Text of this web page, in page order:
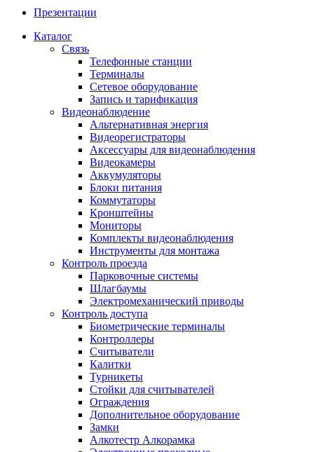
Презентации
Каталог
Связь
Телефонные станции
Терминалы
Сетевое оборудование
Запись и тарификация
Видеонаблюдение
Альтернативная энергия
Видеорегистраторы
Аксессуары для видеонаблюдения
Видеокамеры
Аккумуляторы
Блоки питания
Коммутаторы
Кронштейны
Мониторы
Комплекты видеонаблюдения
Инструменты для монтажа
Контроль проезда
Парковочные системы
Шлагбаумы
Электромеханический приводы
Контроль доступа
Биометрические терминалы
Контроллеры
Считыватели
Калитки
Турникеты
Стойки для считывателей
Ограждения
Дополнительное оборудование
Замки
Алкотестр Алкорамка